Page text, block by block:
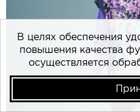
В целях обеспечения
повышения качества
осуществляется